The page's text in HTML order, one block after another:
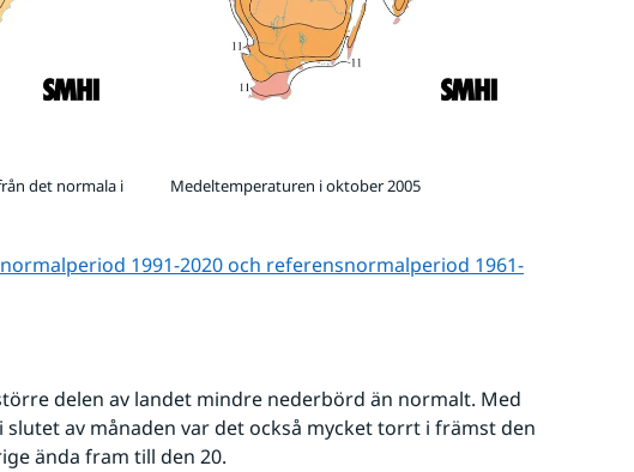
det normala i
Medeltemperaturen i oktober 2005
1991-2020 och referens­normalperiod 1961-
delen av landet mindre nederbörd än normalt. Med
av månaden var det också mycket torrt i främst den
ända fram till den 20.